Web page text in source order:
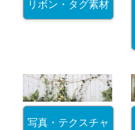
リボン・タグ素材
写真・テクスチャ